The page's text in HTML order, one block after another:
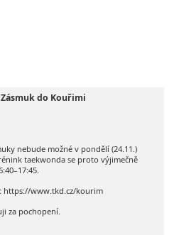
do Kouřimi
nebude možné v pondělí (24.11.)
taekwonda se proto výjimečně
https://www.tkd.cz/kourim
za pochopení.